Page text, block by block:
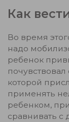
Как
Во время
надо
ребенок
которой
применять
ребенком,
сравнивать с